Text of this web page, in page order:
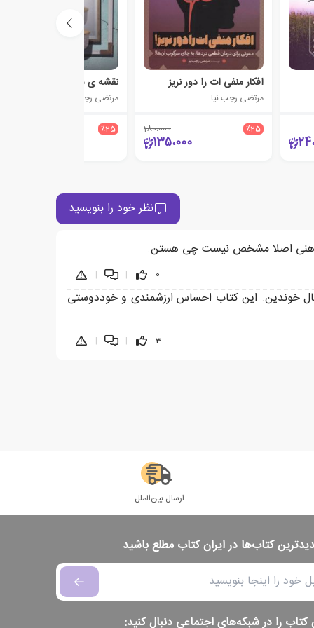
افکار منفی ات را دور نریز
مرتضی رجب نیا
٪25 180،000
135،000
نقشه ی ساخت پازل عزت
مرتضی رجب نیا
٪25
نظر خود را بنویسید
0
|
|
خوندین. این کتاب احساس ارزشمندی و خوددوستی
3
|
|
ارسال بین‌الملل
کتاب‌ها در ایران کتاب مطلع باشید
کتاب را در شبکه‌های اجتماعی دنبال کنید: